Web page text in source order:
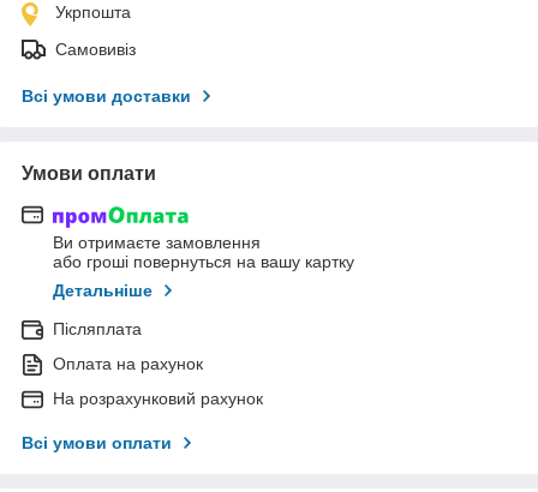
Укрпошта
Самовивіз
Всі умови доставки
Умови оплати
Ви отримаєте замовлення
або гроші повернуться на вашу картку
Детальніше
Післяплата
Оплата на рахунок
На розрахунковий рахунок
Всі умови оплати